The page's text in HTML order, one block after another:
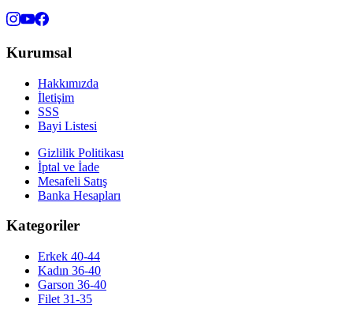
Kurumsal
Hakkımızda
İletişim
SSS
Bayi Listesi
Gizlilik Politikası
İptal ve İade
Mesafeli Satış
Banka Hesapları
Kategoriler
Erkek 40-44
Kadın 36-40
Garson 36-40
Filet 31-35